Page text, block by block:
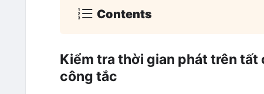
Contents
Kiểm tra thời gian phát trên
công tắc